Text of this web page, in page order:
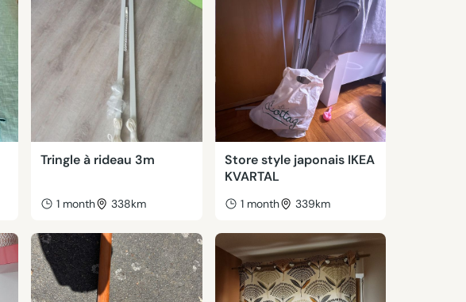
Tringle à rideau 3m
1 month 338km
Store style japonais IKEA
KVARTAL
1 month 339km